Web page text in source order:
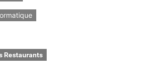
Restaurants